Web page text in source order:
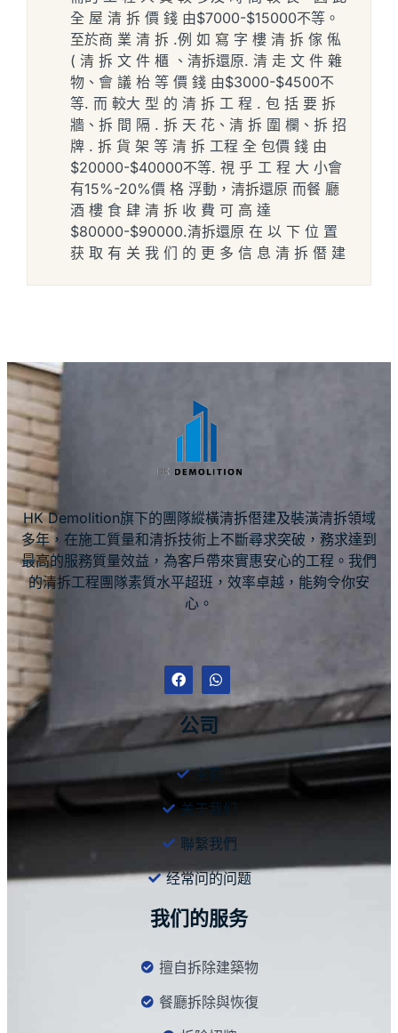
全 屋 清 拆 價 錢 由$7000-$15000不等。
至於商 業 清 拆 .例 如 寫 字 樓 清 拆 傢 俬
( 清 拆 文 件 櫃 、清拆還原. 清 走 文 件 雜
物、會 議 枱 等 價 錢 由$3000-$4500不
等. 而 較大 型 的 清 拆 工 程 . 包 括 要 拆
牆、拆 間 隔 . 拆 天 花、清 拆 圍 欄、拆 招
牌 . 拆 貨 架 等 清 拆 工程 全 包價 錢 由
$20000-$40000不等. 視 乎 工 程 大 小會
有15%-20%價 格 浮動，清拆還原 而餐 廳
酒 樓 食 肆 清 拆 收 費 可 高 達
$80000-$90000.清拆還原 在 以 下 位 置
获 取 有 关 我 们 的 更 多 信 息 清 拆 僭 建
HK Demolition旗下的團隊縱橫清拆僭建及裝潢清拆領域
多年，在施工質量和清拆技術上不斷尋求突破，務求達到
最高的服務質量效益，為客戶帶來實惠安心的工程。我們
的清拆工程團隊素質水平超班，效率卓越，能夠令你安
心。
公司
主页
关于我们
聯繫我們
经常问的问题
我们的服务
擅自拆除建築物
餐廳拆除與恢復